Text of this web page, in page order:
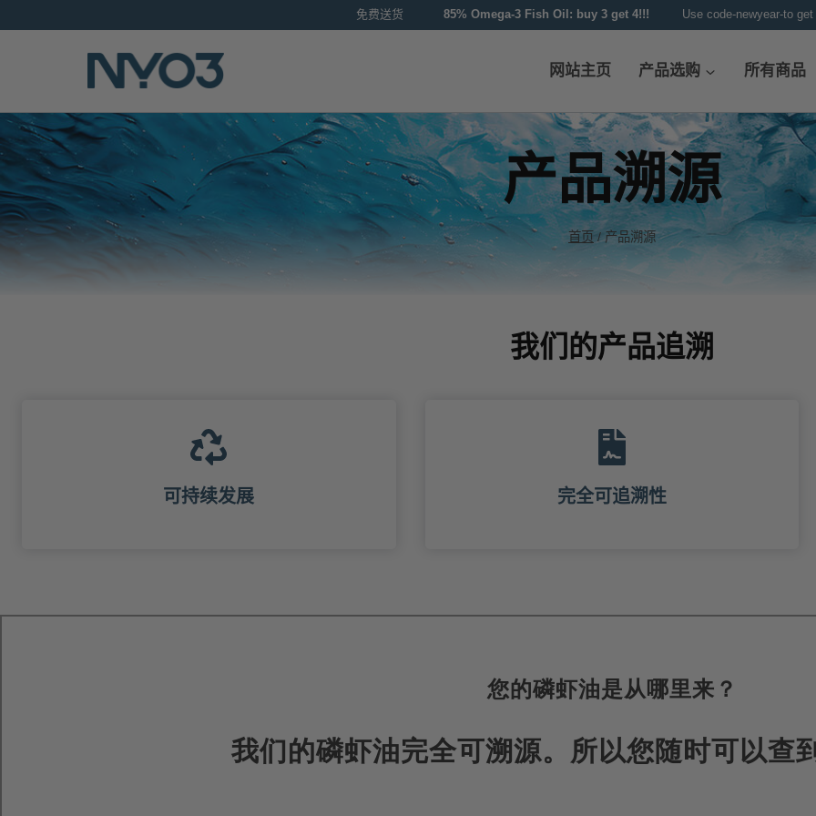
到
免费送货 85% Omega-3 Fish Oil: buy 3 get 4!!! Use code-newyear-to get
网站主页 产品选购 所有商品
产品溯源
首页 / 产品溯源
我们的产品追溯
可持续发展 完全可追溯性